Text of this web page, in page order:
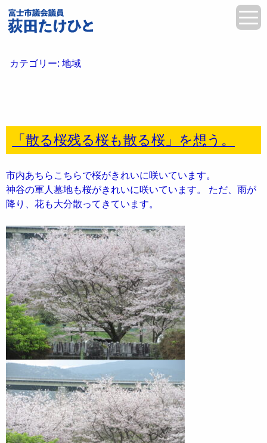
カテゴリー: 地域
「散る桜残る桜も散る桜」を想う。
市内あちらこちらで桜がきれいに咲いています。
神谷の軍人墓地も桜がきれいに咲いています。 ただ、雨が
降り、花も大分散ってきています。